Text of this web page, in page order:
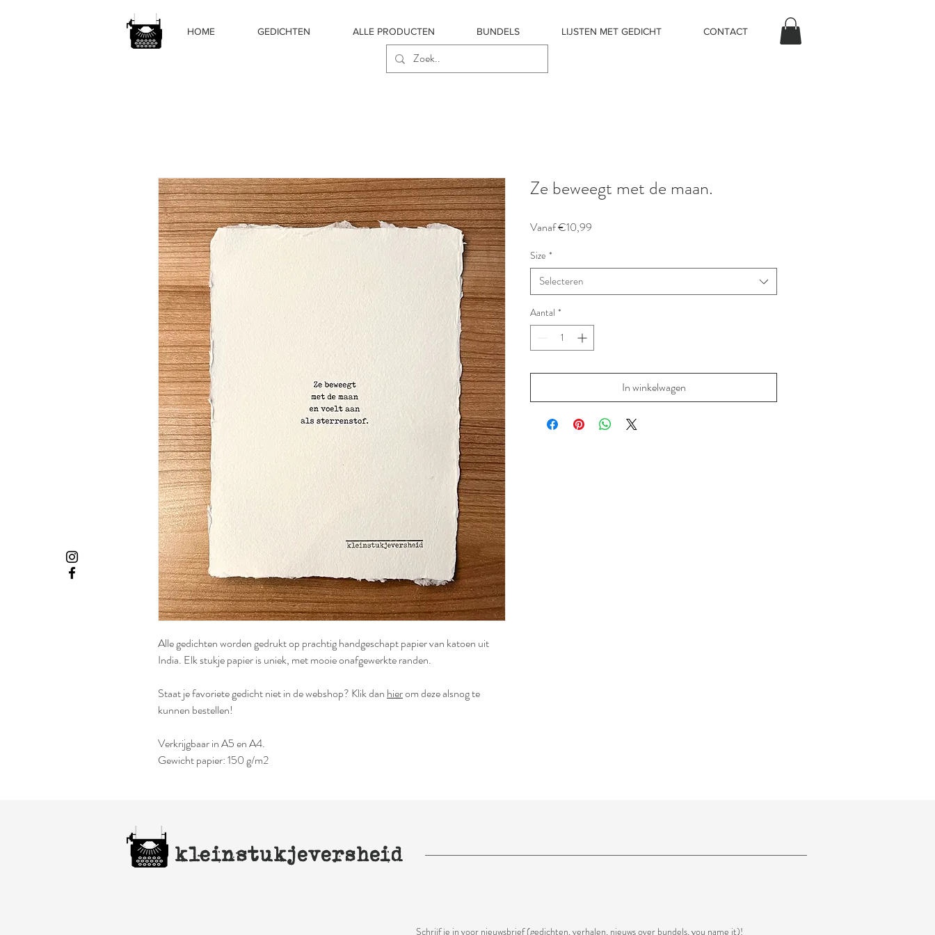
HOME GEDICHTEN ALLE PRODUCTEN BUNDELS LIJSTEN MET GEDICHT CONTACT
Alle gedichten worden gedrukt op prachtig handgeschapt papier van katoen uit
India. Elk stukje papier is uniek, met mooie onafgewerkte randen.
Staat je favoriete gedicht niet in de webshop? Klik dan hierom deze alsnog te
kunnen bestellen!
Verkrijgbaar in A5 en A4.
Gewicht papier: 150 g/m2
Ze beweegt met de maan.
Vanaf€10,99
Size *
Selecteren
Aantal *
In winkelwagen
kleinstukjeversheid
Schrijf je in voor nieuwsbrief (gedichten, verhalen, nieuws over bundels, you name it)!